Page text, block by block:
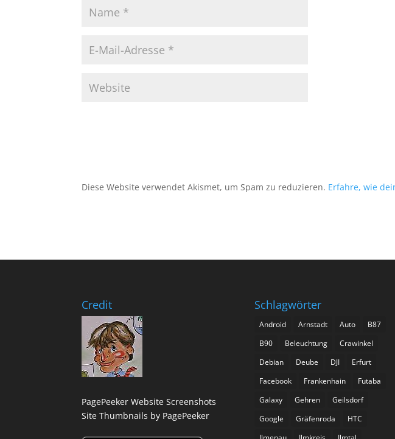
Diese Website verwendet Akismet, um Spam zu reduzieren. Erfahre, wie
Credit
PagePeeker Website Screenshots
Site Thumbnails by PagePeeker
Schlagwörter
Android Arnstadt Auto
B87
B90
Beleuchtung
Crawinkel
Debian
Deube DJI
Erfurt
Facebook
Frankenhain
Futaba
Galaxy
Gehren
Geilsdorf
Google
Gräfenroda
HTC